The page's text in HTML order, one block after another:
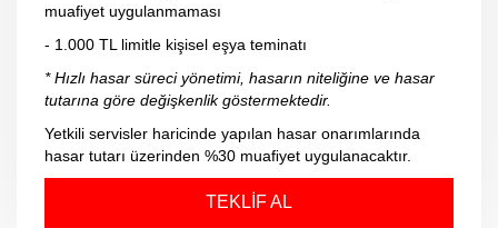
muaﬁyet uygulanmaması
- 1.000 TL limitle kişisel eşya teminatı
* Hızlı hasar süreci yönetimi, hasarın niteliğine ve hasar
tutarına göre değişkenlik göstermektedir.
Yetkili servisler haricinde yapılan hasar onarımlarında
hasar tutarı üzerinden %30 muaﬁyet uygulanacaktır.
TEKLİF AL